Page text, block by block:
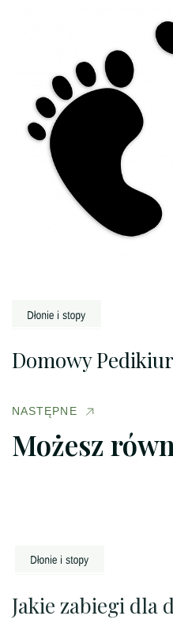
Domowy Pedikiur
NASTĘPNE
Możesz
Jakie zabiegi dla